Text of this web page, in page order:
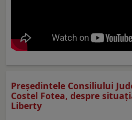
Preşedintele Consiliului
Costel Fotea, despre
Liberty